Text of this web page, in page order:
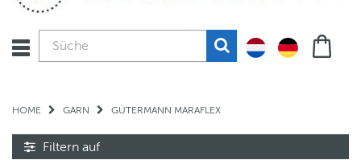
HOME GARN GÜTERMANN MARAFLEX
Filtern auf